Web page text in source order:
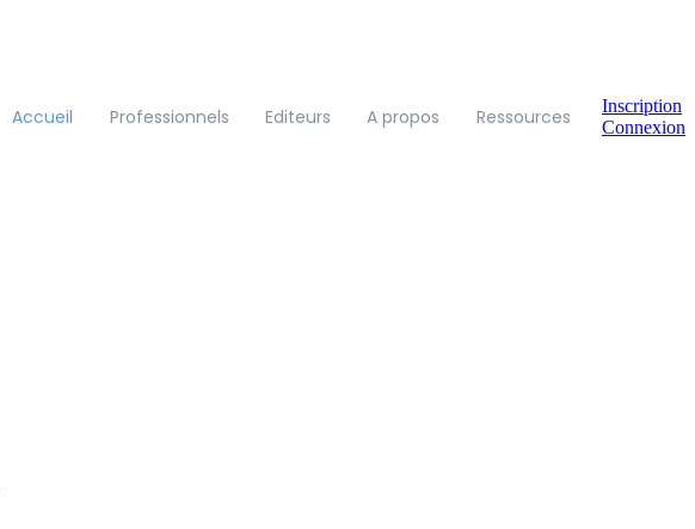
Accueil Professionnels Editeurs A propos Ressources
Inscription
Connexion